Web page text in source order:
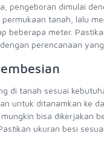
pengeboran dimulai
tanah, lalu
beberapa meter.
perencanaan
di tanah sesuai
untuk ditanamkan ke
bisa dikerjakan
ukuran besi